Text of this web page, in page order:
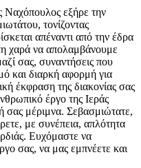
Ναχόπουλος εξήρε την
τονίζοντας
απέναντι από την έδρα
χαρά να απολαμβάνουμε
σας, συναντήσεις που
και διαρκή αφορμή για
έκφραση της διακονίας σας
έργο της Ιεράς
σας μέριμνα. Σεβασμιώτατε,
με συνέπεια, απλότητα
Ευχόμαστε να
σας, να μας εμπνέετε και